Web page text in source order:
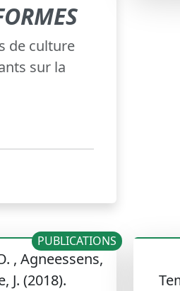
de culture
sur la
, Agneessens,
J. (2018).
PUBLICATIONS